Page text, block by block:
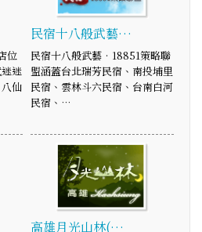
位
迷
仙
民宿十八般武藝…
民宿十八般武藝‧18851策略聯
盟涵蓋台北瑞芳民宿、南投埔里
民宿、雲林斗六民宿、台南白河
民宿、…
高雄月光山林(…